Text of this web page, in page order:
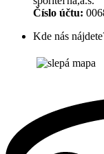
Číslo účtu:
Kde nás